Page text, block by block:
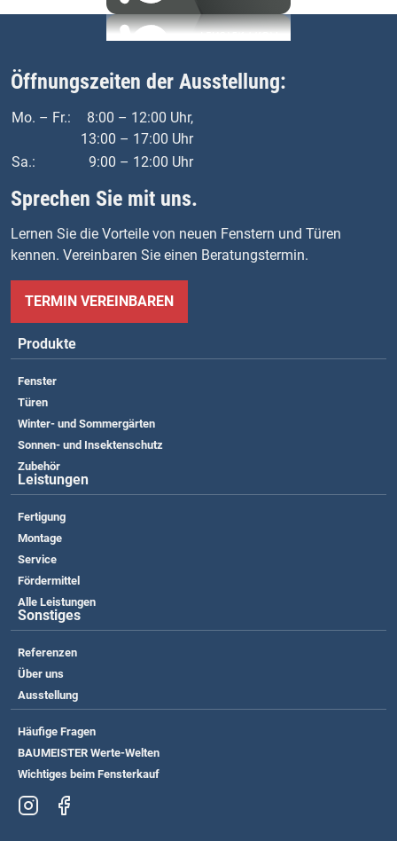
Öffnungszeiten der Ausstellung:
Mo. – Fr.:
8:00 – 12:00 Uhr,
13:00 – 17:00 Uhr
Sa.:
9:00 – 12:00 Uhr
Sprechen Sie mit uns.
Lernen Sie die Vorteile von neuen Fenstern und Türen
kennen. Vereinbaren Sie einen Beratungstermin.
TERMIN VEREINBAREN
Produkte
Fenster
Türen
Winter- und Sommergärten
Sonnen- und Insektenschutz
Zubehör
Leistungen
Fertigung
Montage
Service
Fördermittel
Alle Leistungen
Sonstiges
Referenzen
Über uns
Ausstellung
Häufige Fragen
BAUMEISTER Werte-Welten
Wichtiges beim Fensterkauf